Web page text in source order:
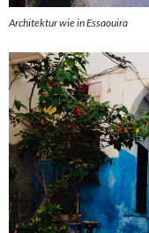
Architektur wie in Essaouira